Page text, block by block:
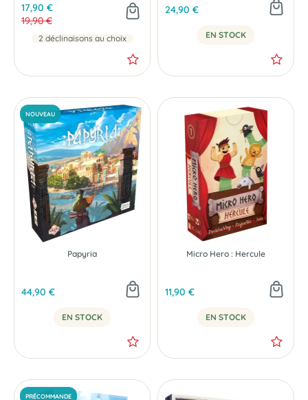
17,90 €
19,90 €
2 déclinaisons au choix
24,90 €
EN STOCK
NOUVEAUPapyria
44,90 €
EN STOCK
Micro Hero : Hercule
11,90 €
EN STOCK